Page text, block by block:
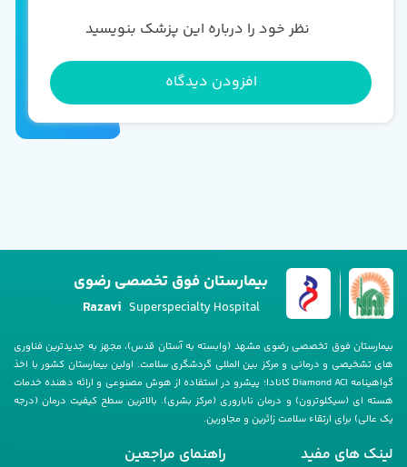
نظر خود را درباره این پزشک بنویسید
افزودن دیدگاه
بیمارستان فوق تخصصی رضوی
Razavi Superspecialty Hospital
بیمارستان فوق تخصصی رضوی مشهد (وابسته به آستان قدس)، مجهز به جدیدترین فناوری
های تشخیصی و درمانی و مرکز بین المللی گردشگری سلامت. اولین بیمارستان کشور با اخذ
گواهینامه Diamond ACI کانادا؛ پیشرو در استفاده از هوش مصنوعی و ارائه دهنده خدمات
هسته ای (سیکلوترون) و درمان ناباروری (مرکز بشری). بالاترین سطح کیفیت درمان (درجه
یک عالی) برای ارتقاء سلامت زائرین و مجاورین.
لینک های مفید راهنمای مراجعین